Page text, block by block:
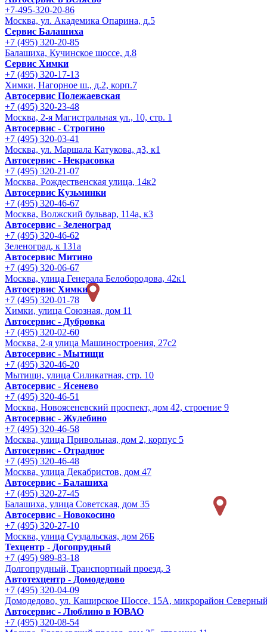
+7-495-320-20-86
Москва, ул. Академика Опарина, д.5
Сервис Балашиха
+7 (495) 320-20-85
Балашиха, Кучинское шоссе, д.8
Сервис Химки
+7 (495) 320-17-13
Химки, Нагорное ш., д.2, корп.7
Автосервис Полежаевская
+7 (495) 320-23-48
Москва, 2-я Магистральная ул., 10, стр. 1
Автосервис - Строгино
+7 (495) 320-03-41
Москва, ул. Маршала Катукова, д3, к1
Автосервис - Некрасовка
+7 (495) 320-21-07
Москва, Рождественская улица, 14к2
Автосервис Кузьминки
+7 (495) 320-46-67
Москва, Волжский бульвар, 114а, к3
Автосервис - Зеленоград
+7 (495) 320-46-62
Зеленоград, к 131а
Автосервис Митино
+7 (495) 320-06-67
Москва, улица Генерала Белобородова, 42к1
Автосервис Химки
+7 (495) 320-01-78
Химки, улица Союзная, дом 11
Автосервис - Дубровка
+7 (495) 320-02-60
Москва, 2-я улица Машиностроения, 27с2
Автосервис - Мытищи
+7 (495) 320-46-20
Мытищи, улица Силикатная, стр. 10
Автосервис - Ясенево
+7 (495) 320-46-51
Москва, Новоясеневский проспект, дом 42, строение 9
Автосервис - Жулебино
+7 (495) 320-46-58
Москва, улица Привольная, дом 2, корпус 5
Автосервис - Отрадное
+7 (495) 320-46-48
Москва, улица Декабристов, дом 47
Автосервис - Балашиха
+7 (495) 320-27-45
Балашиха, улица Советская, дом 35
Автосервис - Новокосино
+7 (495) 320-27-10
Москва, улица Суздальская, дом 26Б
Техцентр - Догопрудный
+7 (495) 989-83-18
Долгопрудный, Транспортный проезд, 3
Автотехцентр - Домодедово
+7 (495) 320-04-09
Домодедово, ул. Каширское Шоссе, 15А, микрорайон
Автосервис - Люблино в ЮВАО
+7 (495) 320-08-54